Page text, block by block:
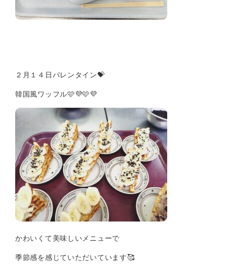
２月１４日バレンタイン💝
韓国風ワッフル🩷💜🩷💜
かわいくて美味しいメニューで
季節感を感じていただいています🥰